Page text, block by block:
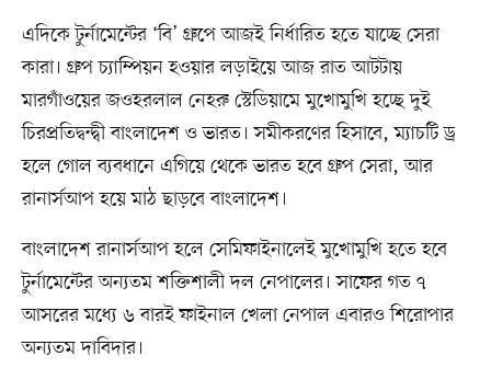
এদিকে টুর্নামেন্টের ‘বি’ গ্রুপে আজই নির্ধারিত হতে যাচ্ছে সেরা
কারা। গ্রুপ চ্যাম্পিয়ন হওয়ার লড়াইয়ে আজ রাত আটটায়
মারগাঁওয়ের জওহরলাল নেহরু স্টেডিয়ামে মুখোমুখি হচ্ছে দুই
চিরপ্রতিদ্বন্দ্বী বাংলাদেশ ও ভারত। সমীকরণের হিসাবে, ম্যাচটি ড্র
হলে গোল ব্যবধানে এগিয়ে থেকে ভারত হবে গ্রুপ সেরা, আর
রানার্সআপ হয়ে মাঠ ছাড়বে বাংলাদেশ।
বাংলাদেশ রানার্সআপ হলে সেমিফাইনালেই মুখোমুখি হতে হবে
টুর্নামেন্টের অন্যতম শক্তিশালী দল নেপালের। সাফের গত ৭
আসরের মধ্যে ৬ বারই ফাইনাল খেলা নেপাল এবারও শিরোপার
অন্যতম দাবিদার।